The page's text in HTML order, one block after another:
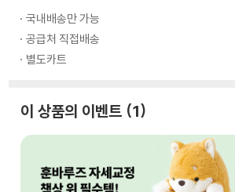
국내배송만 가능
공급처 직접배송
별도카트
이 상품의 이벤트 1